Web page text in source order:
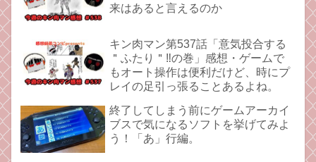
来はあると言えるのか
キン肉マン第537話「意気投合する
＂ふたり＂‼︎の巻」感想・ゲームで
もオート操作は便利だけど、時にプ
レイの足引っ張ることあるよね。
終了してしまう前にゲームアーカイ
ブスで気になるソフトを挙げてみよ
う！「あ」行編。